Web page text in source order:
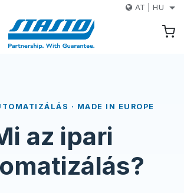
AT |HU
· MADE IN EUROPE
az ipari